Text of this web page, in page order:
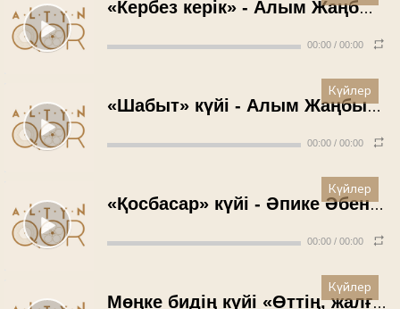
«Кербез керік» - Алым Жаңбыршин (1972 жыл)
00:00 / 00:00
«Шабыт» күйі - Алым Жаңбыршин (1972 жыл)
00:00 / 00:00
Күйлер
«Қосбасар» күйі - Әпике Әбенова (1976 жыл)
00:00 / 00:00
Күйлер
Мөңке бидің күйі «Өттің, жалған-ай» - Тұяқ Шәмелов (1986 жыл)
Күйлер